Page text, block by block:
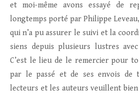
et moi-même avons essayé de
longtemps porté par Philippe
qui n’a pu assurer le suivi et la
siens depuis plusieurs lustres
C’est le lieu de le remercier pour
par le passé et de ses envois de
lecteurs et les auteurs veuillent